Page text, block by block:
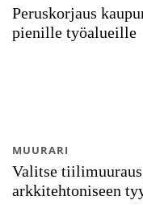
Peruskorjaus
pienille työalueille
Valitse
arkkitehtoniseen
MUURARI